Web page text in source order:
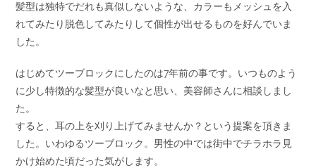
髪型は独特でだれも真似しないような、カラーもメッシュを入
れてみたり脱色してみたりして個性が出せるものを好んでいま
した。
はじめてツーブロックにしたのは7年前の事です。いつものよう
に少し特徴的な髪型が良いなと思い、美容師さんに相談しまし
た。
すると、耳の上を刈り上げてみませんか？という提案を頂きま
した。いわゆるツーブロック。男性の中では街中でチラホラ見
かけ始めた頃だった気がします。